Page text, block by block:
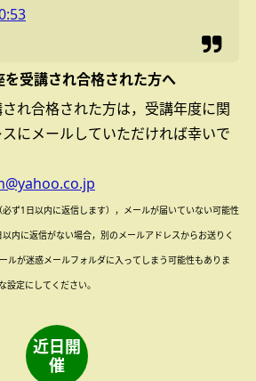
受講され合格された方へ
れ合格された方は，受講年度に関
にメールしていただければ幸いで
ず1日以内に返信します），メールが届いていない可能性
内に返信がない場合，別のメールアドレスからお送りく
ルが迷惑メールフォルダに入ってしまう可能性もありま
設定にしてください。
近日開
催